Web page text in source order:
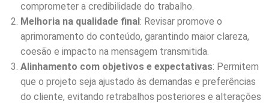
comprometer a credibilidade do trabalho.
Melhoria na qualidade final : Revisar promove o
aprimoramento do conteúdo, garantindo maior clareza,
coesão e impacto na mensagem transmitida.
Alinhamento com objetivos e expectativas: Permitem
que o projeto seja ajustado às demandas e preferências
do cliente, evitando retrabalhos posteriores e alterações